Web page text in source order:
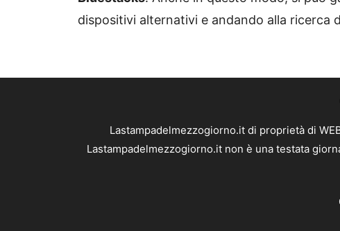
dispositivi alternativi e andando alla ricerca
Lastampadelmezzogiorno.it di proprietà di
Lastampadelmezzogiorno.it non è una testata